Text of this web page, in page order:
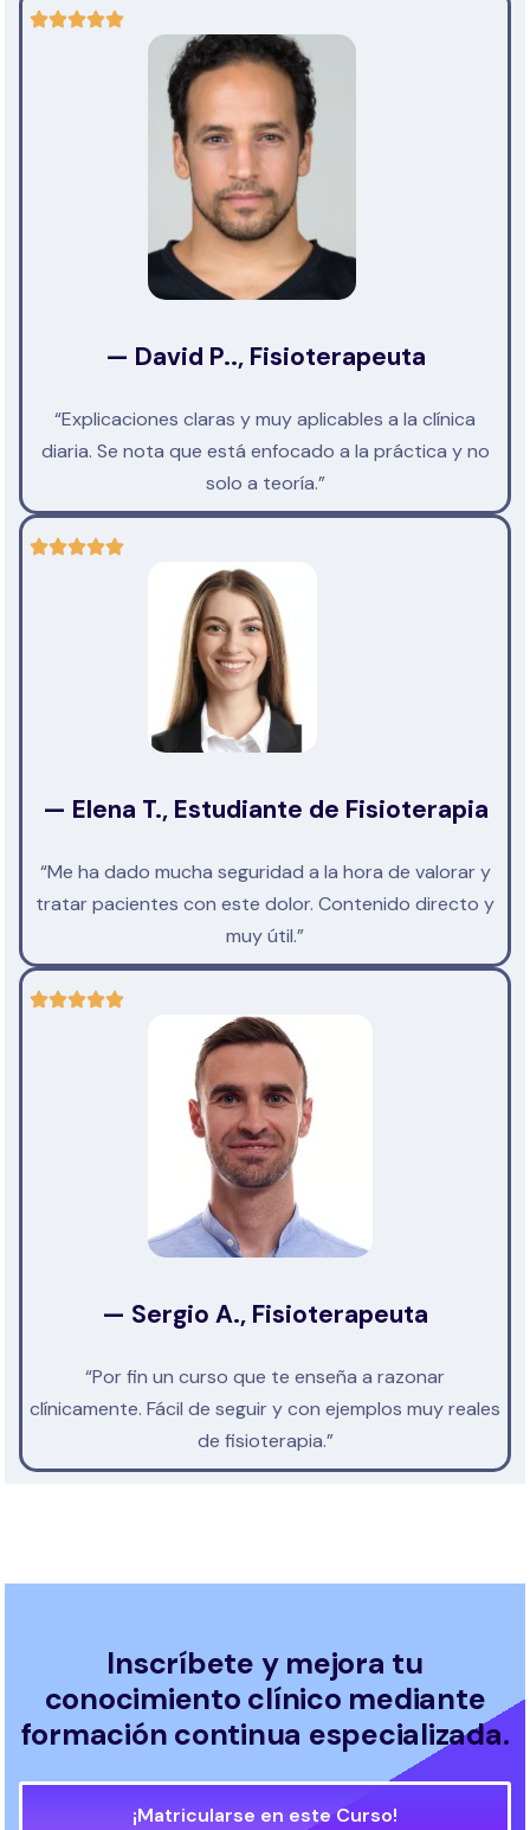
— David P.., Fisioterapeuta
“Explicaciones claras y muy aplicables a la clínica
diaria. Se nota que está enfocado a la práctica y no
solo a teoría.”
— Elena T., Estudiante de Fisioterapia
“Me ha dado mucha seguridad a la hora de valorar y
tratar pacientes con este dolor. Contenido directo y
muy útil.”
— Sergio A., Fisioterapeuta
“Por fin un curso que te enseña a razonar
clínicamente. Fácil de seguir y con ejemplos muy reales
de fisioterapia.”
Inscríbete y mejora tu
conocimiento clínico mediante
formación continua especializada.
¡Matricularse en este Curso!